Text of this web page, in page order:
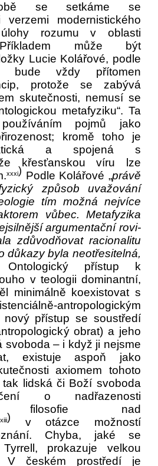
se setkáme se
verzemi modernistického
úlohy rozumu v oblasti
může být
Lucie Kolářové, podle
vždy přítomen
protože se zabývá
skutečnosti, nemusí se
metafyziku“. Ta
pojmů jako
kromě toho je
a spojená s
křesťanskou víru lze
xxxi) Podle Kolářové „právě
způsob uvažování
tím možná nejvíce
vůbec. Metafyzika
argumentační rovi­
zdůvodňovat racionalitu
důkazy byla neotřesitelná,
přístup k
v teologii dominantní,
minimálně koexistovat s
antropologickým
nový přístup se soustředí
obrat) a jeho
svoboda – i když ji nejsme
existuje aspoň jako
axiomem tohoto
lidská či Boží svoboda
o nadřazenosti
filosofie nad
) v otázce možností
Chyba, jaké se
prokazuje velkou
V českém prostředí je